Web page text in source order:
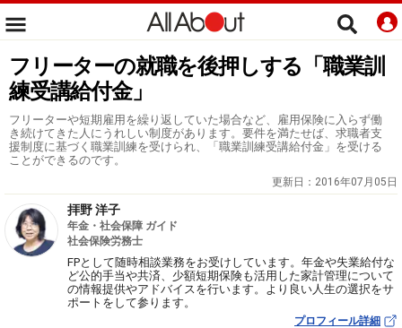
フリーターの就職を後押しする「職業訓
練受講給付金」
フリーターや短期雇用を繰り返していた場合など、雇用保険に入らず働
き続けてきた人にうれしい制度があります。要件を満たせば、求職者支
援制度に基づく職業訓練を受けられ、「職業訓練受講給付金」を受ける
ことができるのです。
更新日： 2016年07月05日
拝野 洋子
年金・社会保障 ガイド
社会保険労務士
FPとして随時相談業務をお受けしています。年金や失業給付な
ど公的手当や共済、少額短期保険も活用した家計管理について
の情報提供やアドバイスを行います。より良い人生の選択をサ
ポートをして参ります。
プロフィール詳細